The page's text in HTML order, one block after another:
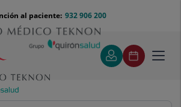
932 906 200
al paciente: